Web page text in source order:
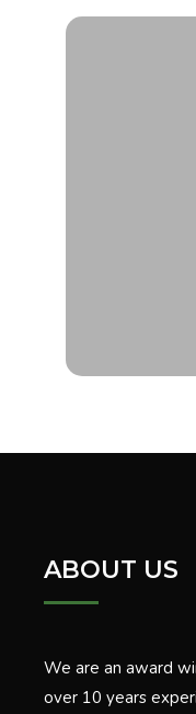
ABOUT US
We are an award
over 10 years